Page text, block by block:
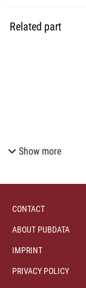
Related part
Show more
CONTACT
ABOUT PUBDATA
IMPRINT
PRIVACY POLICY